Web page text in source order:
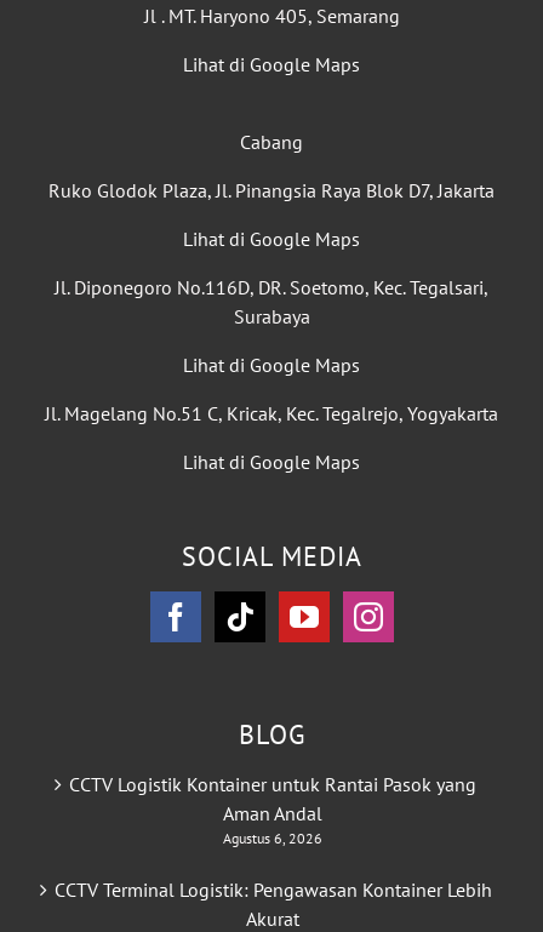
Jl . MT. Haryono 405, Semarang
Lihat di Google Maps
Cabang
Ruko Glodok Plaza, Jl. Pinangsia Raya Blok D7, Jakarta
Lihat di Google Maps
Jl. Diponegoro No.116D, DR. Soetomo, Kec. Tegalsari,
Surabaya
Lihat di Google Maps
Jl. Magelang No.51 C, Kricak, Kec. Tegalrejo, Yogyakarta
Lihat di Google Maps
SOCIAL MEDIA
BLOG
CCTV Logistik Kontainer untuk Rantai Pasok yang
Aman Andal
Agustus 6, 2026
CCTV Terminal Logistik: Pengawasan Kontainer Lebih
Akurat